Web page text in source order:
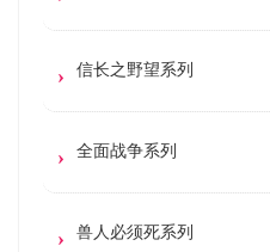
信长之野望系列
全面战争系列
兽人必须死系列